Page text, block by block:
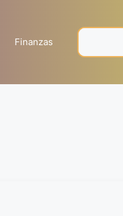
Finanzas